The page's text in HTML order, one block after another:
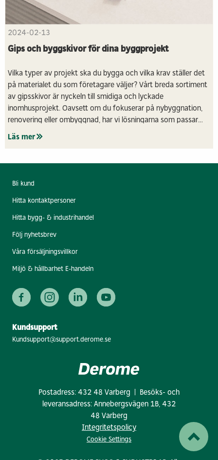
2024-02-13
Gips och byggskivor för dina byggprojekt
Vilka typer av projekt ska du bygga och vilka krav ställer det
på materialet du som företagare väljer? Vårt breda sortiment
av gipsskivor är nyckeln till smidiga och lyckade
inomhusprojekt. Oavsett om du fokuserar på nybyggnation,
renovering eller ombyggnad, har vi lösningarna som passar
perfekt för dina behov och din budget. Det är både billigt och
behöver veta när du ska gå till inköp av gipsskivor till nästa
projekt.
Läs mer
Bli kund
Hitta kontaktpersoner
Hitta bygg- & industrihandel
Följ nyhetsbrev
Våra försäljningsvillkor
Miljö & hållbarhet E-handeln
Kundsupport
Kundsupport@support.derome.se
Postadress: 432 48 Varberg | Besöks- och
leveransadress: Annebergsvägen 1B, 432
48 Varberg
Integritetspolicy
Cookie Settings